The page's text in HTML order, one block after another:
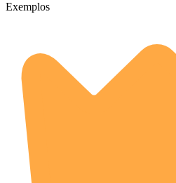
Exemplos